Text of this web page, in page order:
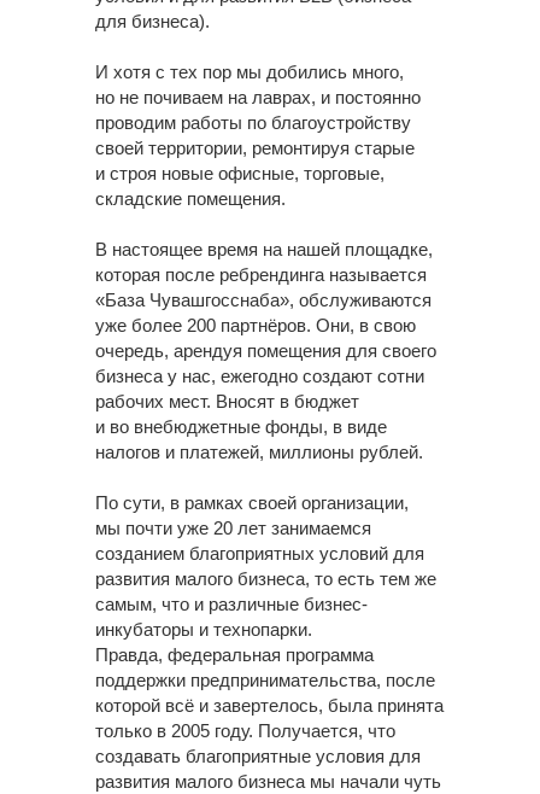
для бизнеса).
И хотя с тех пор мы добились много,
но не почиваем на лаврах, и постоянно
проводим работы по благоустройству
своей территории, ремонтируя старые
и строя новые офисные, торговые,
складские помещения.
В настоящее время на нашей площадке,
которая после ребрендинга называется
«База Чувашгосснаба», обслуживаются
уже более 200 партнёров. Они, в свою
очередь, арендуя помещения для своего
бизнеса у нас, ежегодно создают сотни
рабочих мест. Вносят в бюджет
и во внебюджетные фонды, в виде
налогов и платежей, миллионы рублей.
По сути, в рамках своей организации,
мы почти уже 20 лет занимаемся
созданием благоприятных условий для
развития малого бизнеса, то есть тем же
самым, что и различные бизнес-
инкубаторы и технопарки.
Правда, федеральная программа
поддержки предпринимательства, после
которой всё и завертелось, была принята
только в 2005 году. Получается, что
создавать благоприятные условия для
развития малого бизнеса мы начали чуть